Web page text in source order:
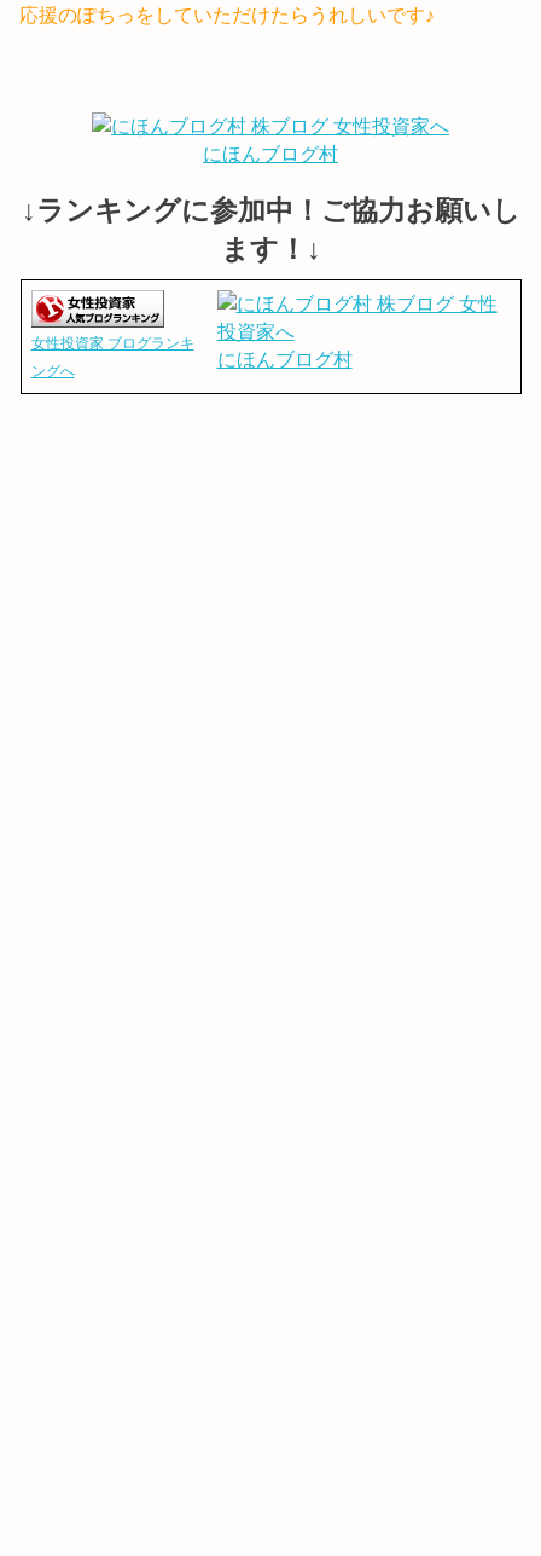
応援のぽちっをしていただけたらうれしいです♪
にほんブログ村
↓ランキングに参加中！ご協力お願いし
ます！↓
女性投資家 ブログランキ
ングへ
にほんブログ村